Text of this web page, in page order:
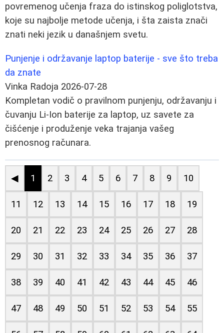
povremenog učenja fraza do istinskog poliglotstva,
koje su najbolje metode učenja, i šta zaista znači
znati neki jezik u današnjem svetu.
Punjenje i održavanje laptop baterije - sve što treba
da znate
Vinka Radoja 2026-07-28
Kompletan vodič o pravilnom punjenju, održavanju i
čuvanju Li-Ion baterije za laptop, uz savete za
čišćenje i produženje veka trajanja vašeg
prenosnog računara.
◀ 1 2 3 4 5 6 7 8 9 10
11 12 13 14 15 16 17 18 19
20 21 22 23 24 25 26 27 28
29 30 31 32 33 34 35 36 37
38 39 40 41 42 43 44 45 46
47 48 49 50 51 52 53 54 55